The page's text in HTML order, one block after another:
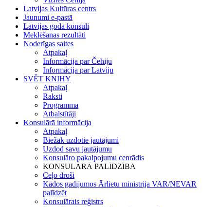
Latvijas Kultūras centrs
Jaunumi e-pastā
Latvijas goda konsuli
Meklēšanas rezultāti
Noderīgas saites
Atpakaļ
Informācija par Čehiju
Informācija par Latviju
SVĚT KNIHY
Atpakaļ
Raksti
Programma
Atbalstītāji
Konsulārā informācija
Atpakaļ
Biežāk uzdotie jautājumi
Uzdod savu jautājumu
Konsulāro pakalpojumu cenrādis
KONSULĀRĀ PALĪDZĪBA
Ceļo droši
Kādos gadījumos Ārlietu ministrija VAR/NEVAR
palīdzēt
Konsulārais reģistrs